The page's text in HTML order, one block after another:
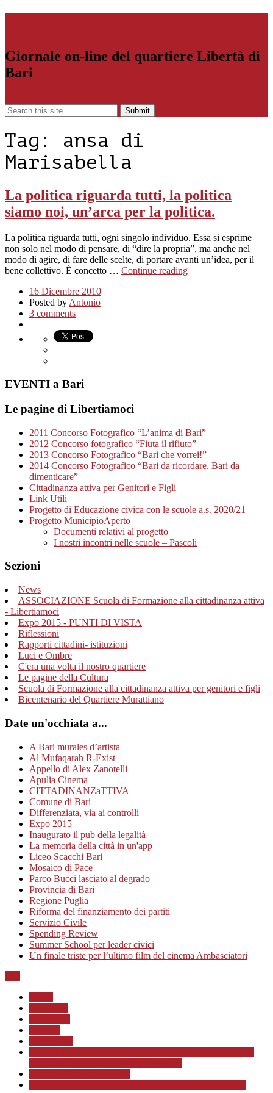
Giornale on-line del quartiere Libertà di
Bari
Tag: ansa di
Marisabella
La politica riguarda tutti, la politica
siamo noi, un’arca per la politica.
La politica riguarda tutti, ogni singolo individuo. Essa si esprime
non solo nel modo di pensare, di “dire la propria”, ma anche nel
modo di agire, di fare delle scelte, di portare avanti un’idea, per il
bene collettivo. È concetto … Continue reading
16 Dicembre 2010
Posted by Antonio
3 comments
EVENTI a Bari
Le pagine di Libertiamoci
2011 Concorso Fotografico “L’anima di Bari”
2012 Concorso fotografico “Fiuta il rifiuto”
2013 Concorso Fotografico “Bari che vorrei!”
2014 Concorso Fotografico “Bari da ricordare, Bari da
dimenticare”
Cittadinanza attiva per Genitori e Figli
Link Utili
Progetto di Educazione civica con le scuole a.s. 2020/21
Progetto MunicipioAperto
Documenti relativi al progetto
I nostri incontri nelle scuole – Pascoli
Sezioni
News
ASSOCIAZIONE Scuola di Formazione alla cittadinanza attiva
- Libertiamoci
Expo 2015 - PUNTI DI VISTA
Riflessioni
Rapporti cittadini- istituzioni
Luci e Ombre
C'era una volta il nostro quartiere
Le pagine della Cultura
Scuola di Formazione alla cittadinanza attiva per genitori e figli
Bicentenario del Quartiere Murattiano
Date un'occhiata a...
A Bari murales d’artista
Al Mufaqarah R-Exist
Appello di Alex Zanotelli
Apulia Cinema
CITTADINANZaTTIVA
Comune di Bari
Differenziata, via ai controlli
Expo 2015
Inaugurato il pub della legalità
La memoria della città in un'app
Liceo Scacchi Bari
Mosaico di Pace
Parco Bucci lasciato al degrado
Provincia di Bari
Regione Puglia
Riforma del finanziamento dei partiti
Servizio Civile
Spending Review
Summer School per leader civici
Un finale triste per l’ultimo film del cinema Ambasciatori